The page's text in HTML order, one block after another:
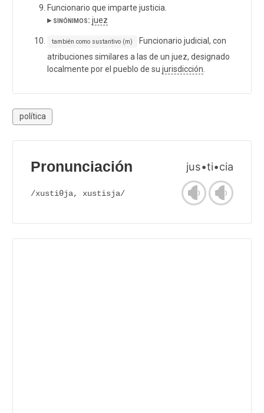
Funcionario que imparte justicia.
▸ sinónimos: juez
también como sustantivo (m)
Funcionario judicial, con
atribuciones similares a las de un juez, designado
localmente por el pueblo de su jurisdicción
política
Pronunciación jus•ti•cia
/xustiθja, xustisja/